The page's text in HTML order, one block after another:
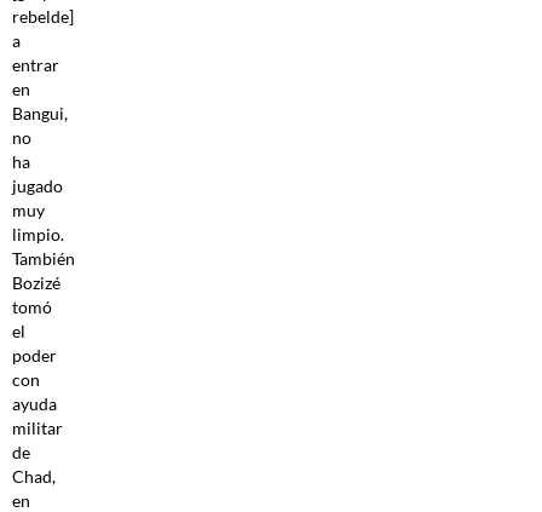
rebelde]
a
entrar
en
Bangui,
no
ha
jugado
muy
limpio.
También
Bozizé
tomó
el
poder
con
ayuda
militar
de
Chad,
en